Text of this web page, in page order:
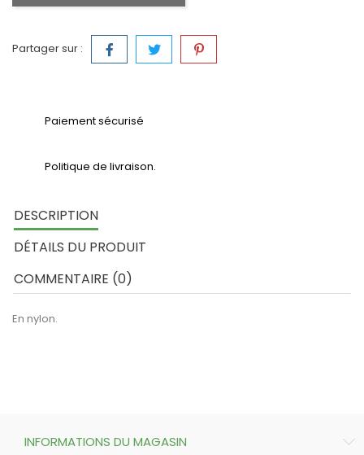
Partager sur :
Paiement sécurisé
Politique de livraison.
DESCRIPTION
DÉTAILS DU PRODUIT
COMMENTAIRE (0)
En nylon.
INFORMATIONS DU MAGASIN